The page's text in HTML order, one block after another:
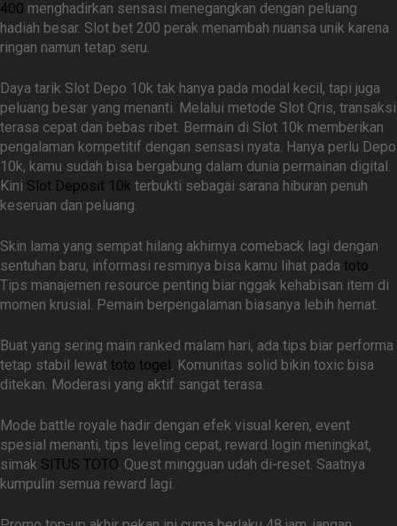
400 menghadirkan sensasi menegangkan dengan peluang
hadiah besar. Slot bet 200 perak menambah nuansa unik karena
ringan namun tetap seru.
Daya tarik Slot Depo 10k tak hanya pada modal kecil, tapi juga
peluang besar yang menanti. Melalui metode Slot Qris, transaksi
terasa cepat dan bebas ribet. Bermain di Slot 10k memberikan
pengalaman kompetitif dengan sensasi nyata. Hanya perlu Depo
10k, kamu sudah bisa bergabung dalam dunia permainan digital.
Kini Slot Deposit 10k terbukti sebagai sarana hiburan penuh
keseruan dan peluang.
Skin lama yang sempat hilang akhirnya comeback lagi dengan
sentuhan baru, informasi resminya bisa kamu lihat pada toto.
Tips manajemen resource penting biar nggak kehabisan item di
momen krusial. Pemain berpengalaman biasanya lebih hemat.
Buat yang sering main ranked malam hari, ada tips biar performa
tetap stabil lewat toto togel . Komunitas solid bikin toxic bisa
ditekan. Moderasi yang aktif sangat terasa.
Mode battle royale hadir dengan efek visual keren, event
spesial menanti, tips leveling cepat, reward login meningkat,
simak SITUS TOTO. Quest mingguan udah di-reset. Saatnya
kumpulin semua reward lagi.